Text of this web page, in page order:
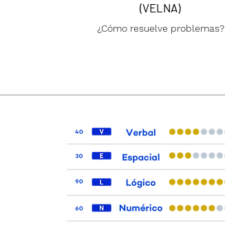
(VELNA)
¿Cómo resuelve problemas?